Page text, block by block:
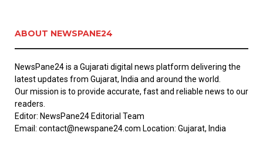
ABOUT NEWSPANE24
NewsPane24 is a Gujarati digital news platform delivering the
latest updates from Gujarat, India and around the world.
Our mission is to provide accurate, fast and reliable news to our
readers.
Editor: NewsPane24 Editorial Team
Email: contact@newspane24.com Location: Gujarat, India